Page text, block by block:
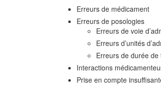
Erreurs de médicament
Erreurs de posologies
Erreurs de voie
Erreurs d’unités
Erreurs de durée
Interactions
Prise en compte